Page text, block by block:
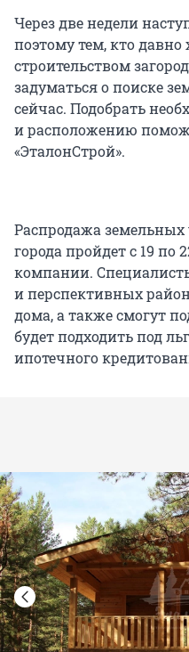
Через две недели
поэтому тем, кто давно
строительством
задуматься о поиске
сейчас. Подобрать
и расположению
«ЭталонСтрой».
Распродажа земельных
города пройдет с 19 по
компании.
и перспективных
дома, а также смогут
будет подходить под
ипотечного